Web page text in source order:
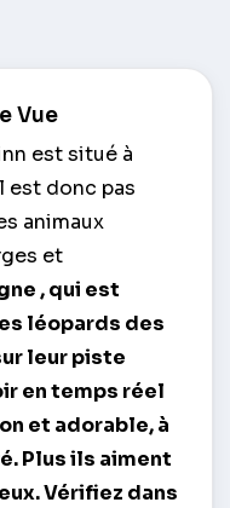
Vue
est situé à
est donc pas
animaux
et
, qui est
léopards des
leur piste
en temps réel
et adorable, à
Plus ils aiment
Vérifiez dans